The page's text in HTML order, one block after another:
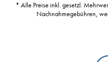
* Alle Preise inkl. gesetzl.
Nachnahmegebühren,